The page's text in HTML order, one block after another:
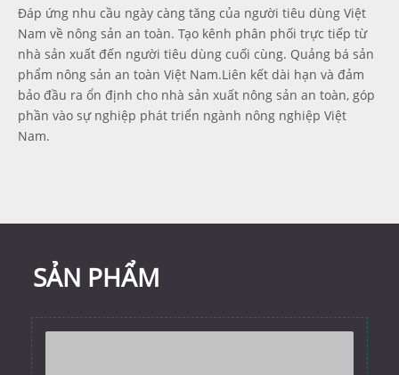
Đáp ứng nhu cầu ngày càng tăng của người tiêu dùng Việt
Nam về nông sản an toàn. Tạo kênh phân phối trực tiếp từ
nhà sản xuất đến người tiêu dùng cuối cùng. Quảng bá sản
phẩm nông sản an toàn Việt Nam.Liên kết dài hạn và đảm
bảo đầu ra ổn định cho nhà sản xuất nông sản an toàn, góp
phần vào sự nghiệp phát triển ngành nông nghiệp Việt
Nam.
SẢN PHẨM